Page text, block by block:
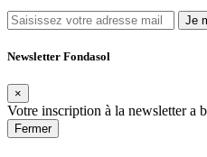
Je
Newsletter Fondasol
×
Votre inscription à la newsletter a
Fermer